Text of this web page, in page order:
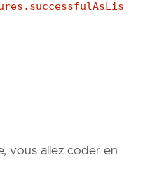
vous allez coder en